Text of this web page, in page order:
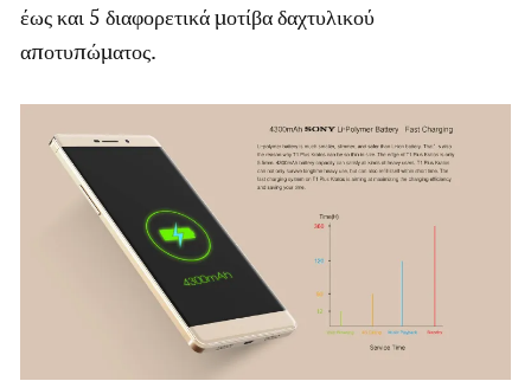
έως και 5 διαφορετικά μοτίβα δαχτυλικού
αποτυπώματος.